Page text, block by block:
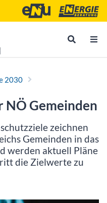
Energie- und
2030
NÖ Gemeinden
zeichnen
Gemeinden in das
werden aktuell Pläne
die Zielwerte zu